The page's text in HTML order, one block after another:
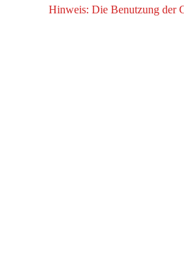
Hinweis: Die Benutzung der